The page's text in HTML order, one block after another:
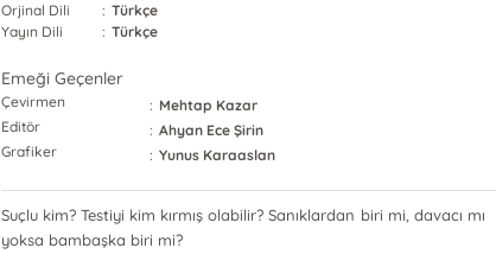
Orjinal Dili
: Türkçe
Yayın Dili
: Türkçe
Emeği Geçenler
Çevirmen : Mehtap Kazar
Editör
: Ahyan Ece Şirin
Grafiker
: Yunus Karaaslan
Suçlu kim? Testiyi kim kırmış olabilir? Sanıklardan biri mi, davacı mı
yoksa bambaşka biri mi?